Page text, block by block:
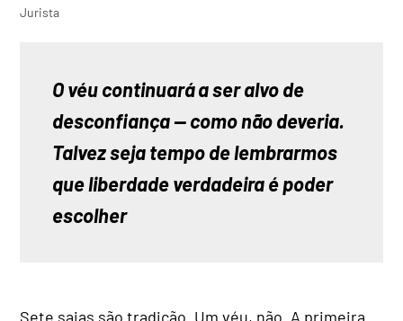
Jurista
O véu continuará a ser alvo de
desconfiança — como não deveria.
Talvez seja tempo de lembrarmos
que liberdade verdadeira é poder
escolher
Sete saias são tradição. Um véu, não. A primeira